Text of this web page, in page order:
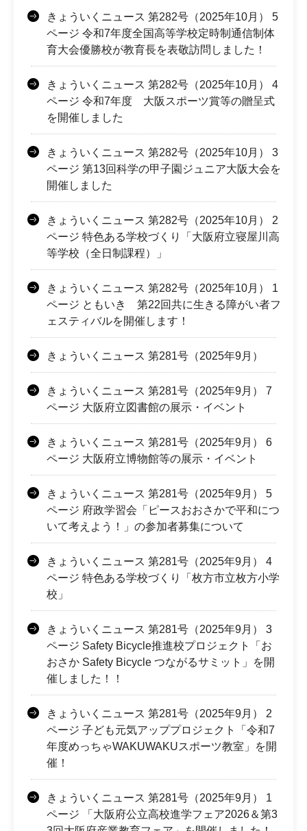
きょういくニュース 第282号（2025年10月） 5
ページ 令和7年度全国高等学校定時制通信制体
育大会優勝校が教育長を表敬訪問しました！
きょういくニュース 第282号（2025年10月） 4
ページ 令和7年度 大阪スポーツ賞等の贈呈式
を開催しました
きょういくニュース 第282号（2025年10月） 3
ページ 第13回科学の甲子園ジュニア大阪大会を
開催しました
きょういくニュース 第282号（2025年10月） 2
ページ 特色ある学校づくり「大阪府立寝屋川高
等学校（全日制課程）」
きょういくニュース 第282号（2025年10月） 1
ページ ともいき 第22回共に生きる障がい者フ
ェスティバルを開催します！
きょういくニュース 第281号（2025年9月）
きょういくニュース 第281号（2025年9月） 7
ページ 大阪府立図書館の展示・イベント
きょういくニュース 第281号（2025年9月） 6
ページ 大阪府立博物館等の展示・イベント
きょういくニュース 第281号（2025年9月） 5
ページ 府政学習会「ピースおおさかで平和につ
いて考えよう！」の参加者募集について
きょういくニュース 第281号（2025年9月） 4
ページ 特色ある学校づくり「枚方市立枚方小学
校」
きょういくニュース 第281号（2025年9月） 3
ページ Safety Bicycle推進校プロジェクト「お
おさか Safety Bicycle つながるサミット」を開
催しました！！
きょういくニュース 第281号（2025年9月） 2
ページ 子ども元気アッププロジェクト「令和7
年度めっちゃWAKUWAKUスポーツ教室」を開
催！
きょういくニュース 第281号（2025年9月） 1
ページ 「大阪府公立高校進学フェア2026＆第3